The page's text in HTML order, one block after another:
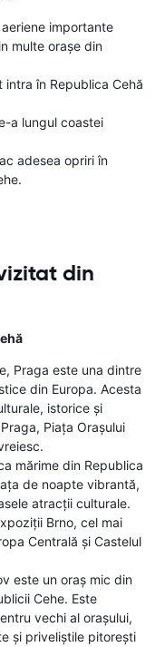
importante
multe orașe din
în Republica Cehă
a lungul coastei
adesea opriri în
din
Praga este una dintre
din Europa. Acesta
istorice și
Piața Orașului
mărime din Republica
de noapte vibrantă,
atracții culturale.
Brno, cel mai
Centrală și Castelul
este un oraș mic din
Cehe. Este
vechi al orașului,
și priveliștile pitorești